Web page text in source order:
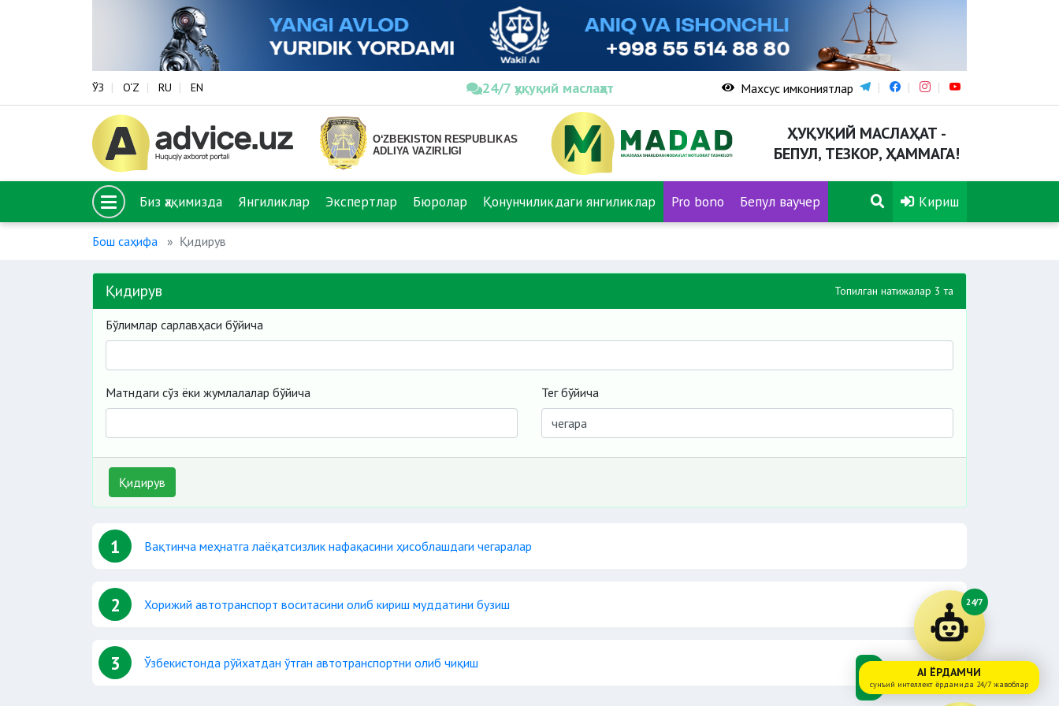
ЎЗ O‘Z RU EN 24/7 ҳуқуқий маслаҳат Махсус имкониятлар
ҲУҚУҚИЙ МАСЛАҲАТ -
БЕПУЛ, ТЕЗКОР, ҲАММАГА!
Биз ҳақимизда Янгиликлар Экспертлар Бюролар Қонунчиликдаги янгиликлар Pro bono Бепул ваучер Кириш
Бош саҳифа Қидирув
Қидирув Топилган натижалар 3 та
Бўлимлар сарлавҳаси бўйича
Матндаги сўз ёки жумлалалар бўйича Тег бўйича
Қидирув
1 Вақтинча меҳнатга лаёқатсизлик нафақасини ҳисоблашдаги чегаралар
2 Хорижий автотранспорт воситасини олиб кириш муддатини бузиш
3 Ўзбекистонда рўйхатдан ўтган автотранспортни олиб чиқиш
24/7
AI ЁРДАМЧИ
сунъий интеллект ёрдамида 24/7 жавоблар